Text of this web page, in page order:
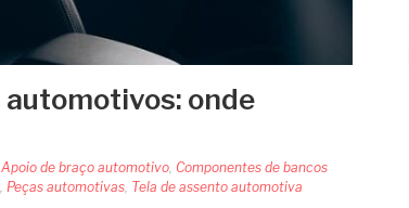
onde
Apoio de braço automotivo, Componentes de bancos
, Peças automotivas, Tela de assento automotiva